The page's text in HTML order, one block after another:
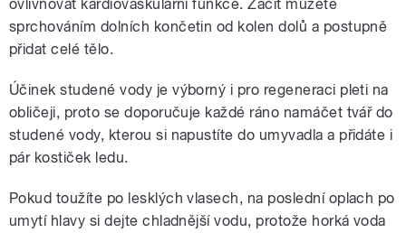
ovlivňovat kardiovaskulární funkce. Začít můžete
sprchováním dolních končetin od kolen dolů a postupně
přidat celé tělo.
Účinek studené vody je výborný i pro regeneraci pleti na
obličeji, proto se doporučuje každé ráno namáčet tvář do
studené vody, kterou si napustíte do umyvadla a přidáte i
pár kostiček ledu.
Pokud toužíte po lesklých vlasech, na poslední oplach po
umytí hlavy si dejte chladnější vodu, protože horká voda